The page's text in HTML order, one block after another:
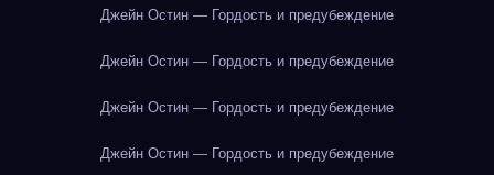
Джейн Остин — Гордость и предубеждение
Джейн Остин — Гордость и предубеждение
Джейн Остин — Гордость и предубеждение
Джейн Остин — Гордость и предубеждение